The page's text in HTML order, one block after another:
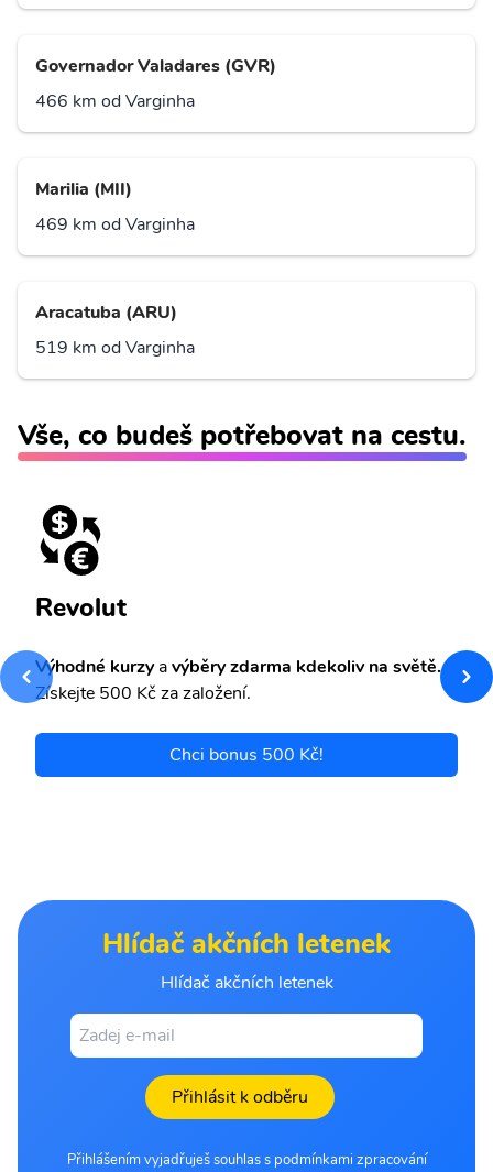
Governador Valadares (GVR)
466 km od Varginha
Marilia (MII)
469 km od Varginha
Aracatuba (ARU)
519 km od Varginha
Vše, co budeš potřebovat na cestu.
Revolut
Výhodné kurzyavýběry zdarma kdekoliv na světě.
Získejte 500 Kč za založení.
Chci bonus 500 Kč!
Hlídač akčních letenek
Hlídač akčních letenek
Přihlásit k odběru
Přihlášením vyjadřuješ souhlas s podmínkami zpracování